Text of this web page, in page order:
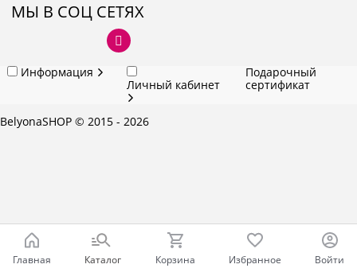
МЫ В СОЦ СЕТЯХ
Информация
Личный кабинет
Подарочный
сертификат
BelyonaSHOP © 2015 - 2026
Главная Каталог Корзина Избранное Войти